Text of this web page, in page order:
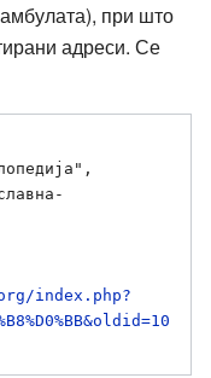
при што
адреси. Се
index.php?